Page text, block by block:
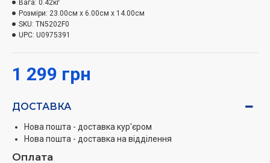
відслідковувати рівень заряду.
Абсолютний комфорт використання
проводу/без проводу та знімними лезами, які можна
Надзвичайна автономність
Літій-іонний акумулятор забезпечує до 120 хвилин
автономної роботи — або 2 місяці без стресу та
1 299 грн
Вага: 0.42кг
Розміри: 23.00см x 6.00см x 14.00см
SKU: TN5202F0
UPC: U0975391
ДОСТАВКА
Нова пошта - доставка кур'єром
Нова пошта - доставка на відділення
Оплата